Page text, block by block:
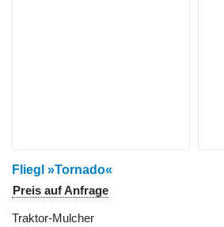
Fliegl »Tornado«
Preis auf Anfrage
Traktor-Mulcher